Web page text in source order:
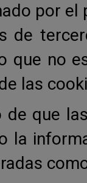
por el
de
que no
las
de que
la